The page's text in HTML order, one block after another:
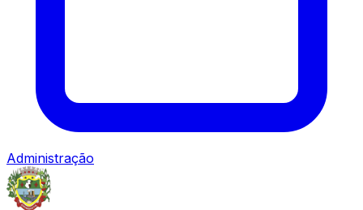
Administração